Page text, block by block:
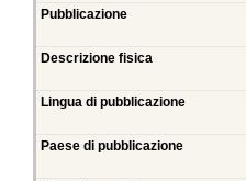
Pubblicazione
Descrizione fisica
Lingua di pubblicazione
Paese di pubblicazione